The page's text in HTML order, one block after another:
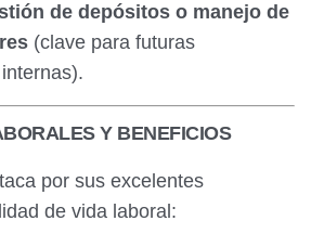
de depósitos o manejo de
(clave para futuras
Y BENEFICIOS
por sus excelentes
de vida laboral: